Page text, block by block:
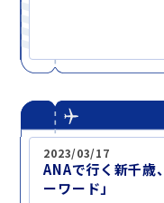
2023/03/17
ANAで行く新千歳
ーワード」